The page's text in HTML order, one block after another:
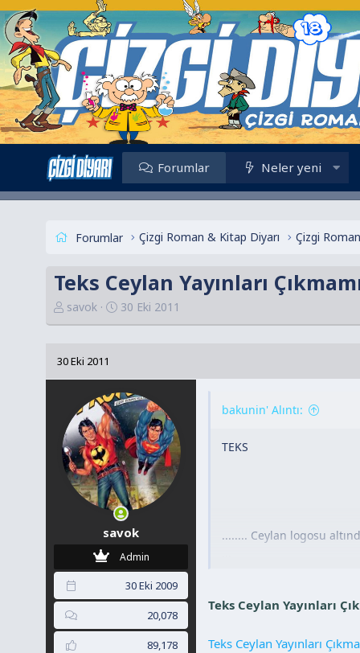
Forumlar Neler yeni
Forumlar Çizgi Roman & Kitap Diyarı Çizgi
Teks Ceylan Yayınları
K
o
u
y
B
a
ş
l
a
savok
B
a
a
n
g
ı
ç
t
a
r
i
h
i
30 Eki 2011
30 Eki 2011
savok
Admin
30 Eki 2009
20,078
89,178
bakunin' Alıntı:
TEKS
........ Ceylan logosu
Teks Ceylan Yayınları
Teks Ceylan Yayınları